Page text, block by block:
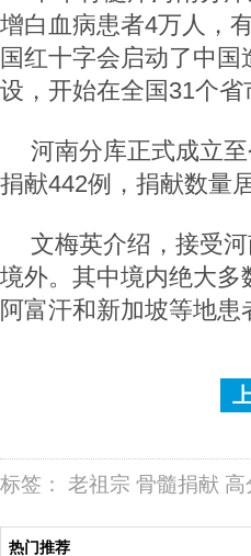
增白血病患者4万人，
国红十字会启动了中
设，开始在全国31个省
河南分库正式成立
捐献442例，捐献数量
文梅英介绍，接受
境外。其中境内绝大
阿富汗和新加坡等地患
标签： 老祖宗 骨髓捐献 高
热门推荐